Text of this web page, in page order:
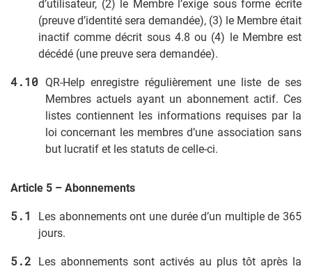
d’utilisateur, (2) le Membre l’exige sous forme écrite
(preuve d’identité sera demandée), (3) le Membre était
inactif comme décrit sous 4.8 ou (4) le Membre est
décédé (une preuve sera demandée).
QR-Help enregistre régulièrement une liste de ses
Membres actuels ayant un abonnement actif. Ces
listes contiennent les informations requises par la
loi concernant les membres d’une association sans
but lucratif et les statuts de celle-ci.
Article 5 – Abonnements
Les abonnements ont une durée d’un multiple de 365
jours.
Les abonnements sont activés au plus tôt après la